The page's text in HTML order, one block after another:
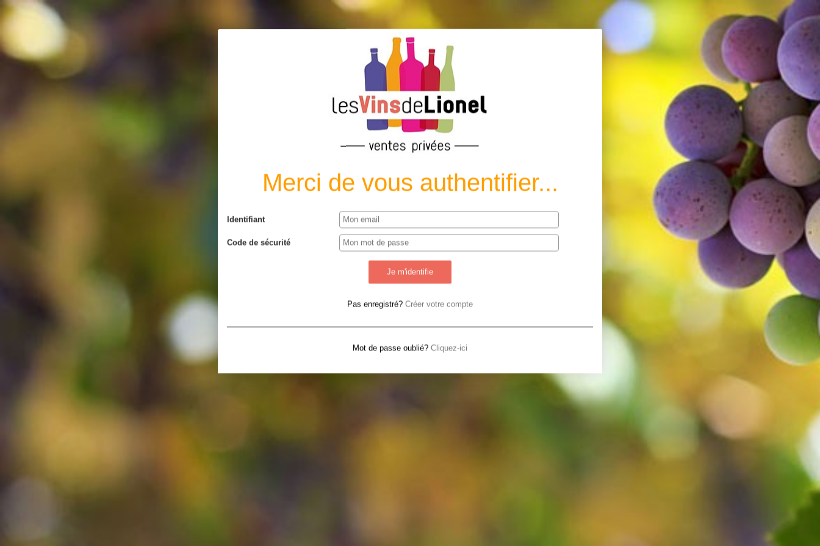
Merci de vous authentifier...
Identifiant
Code de sécurité
Pas enregistré? Créer votre compte
Mot de passe oublié? Cliquez-ici
L'abus d'alcool est dangereux pour la santé. Le vin doit être consommé avec modération.